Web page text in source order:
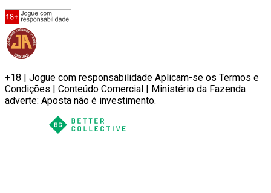
+18 | Jogue com responsabilidade Aplicam-se os Termos e
Condições | Conteúdo Comercial | Ministério da Fazenda
adverte: Aposta não é investimento.